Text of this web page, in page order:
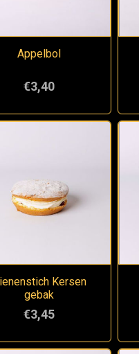
Appelbol
€3,40
Kersen
gebak
€3,45